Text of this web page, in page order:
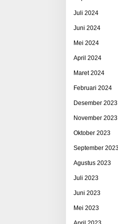
Juli 2024
Juni 2024
Mei 2024
April 2024
Maret 2024
Februari 2024
Desember 2023
November 2023
Oktober 2023
September
Agustus 2023
Juli 2023
Juni 2023
Mei 2023